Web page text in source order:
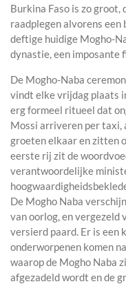
Burkina Faso is zo groot,
raadplegen alvorens een
deftige huidige Mogho-
dynastie, een imposante
De Mogho-Naba
vindt elke vrijdag plaats
erg formeel ritueel dat
Mossi arriveren per taxi,
groeten elkaar en zitten
eerste rij zit de
verantwoordelijke
De Mogho Naba
van oorlog, en vergezeld
versierd paard. Er is een
onderworpenen komen
waarop de Mogho Naba
afgezadeld wordt en de